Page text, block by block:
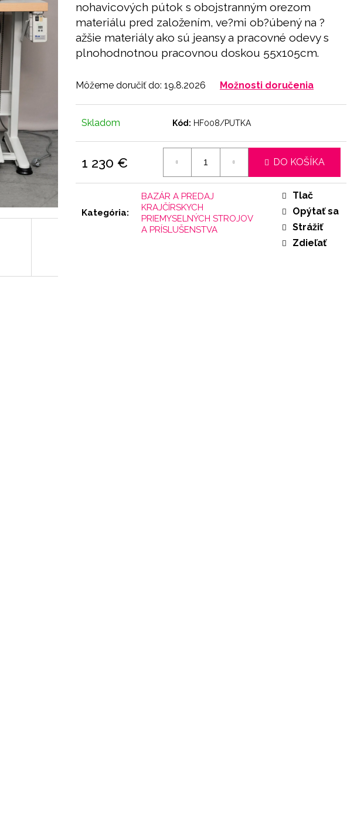
nohavicových pútok s obojstranným orezom
materiálu pred založením, ve?mi ob?úbený na ?
ažšie materiály ako sú jeansy a pracovné odevy s
plnohodnotnou pracovnou doskou 55x105cm.
Môžeme doručiť do: 19.8.2026 Možnosti doručenia
Skladom Kód: HF008/PUTKA
1 230 € DO KOŠÍKA
Kategória:
BAZÁR A PREDAJ
KRAJČÍRSKYCH
PRIEMYSELNÝCH STROJOV
A PRÍSLUŠENSTVA
Tlač
Opýtať sa
Strážiť
Zdieľať